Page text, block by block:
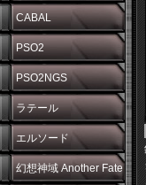
CABAL
PSO2
PSO2NGS
ラテール
エルソード
幻想神域 Another Fate